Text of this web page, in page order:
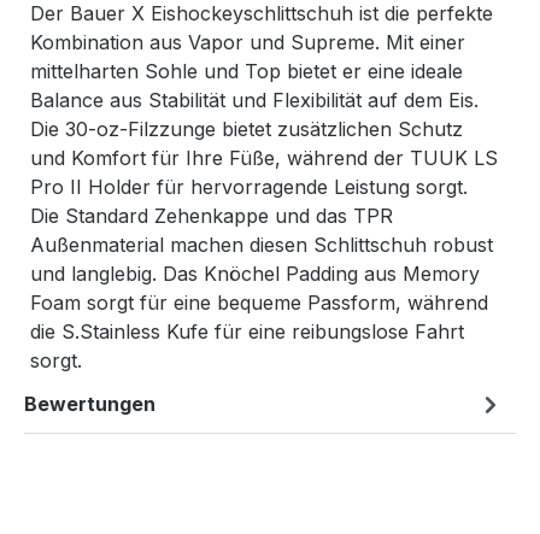
Der Bauer X Eishockeyschlittschuh ist die perfekte
Kombination aus Vapor und Supreme. Mit einer
mittelharten Sohle und Top bietet er eine ideale
Balance aus Stabilität und Flexibilität auf dem Eis.
Die 30-oz-Filzzunge bietet zusätzlichen Schutz
und Komfort für Ihre Füße, während der TUUK LS
Pro II Holder für hervorragende Leistung sorgt.
Die Standard Zehenkappe und das TPR
Außenmaterial machen diesen Schlittschuh robust
und langlebig. Das Knöchel Padding aus Memory
Foam sorgt für eine bequeme Passform, während
die S.Stainless Kufe für eine reibungslose Fahrt
sorgt.
Bewertungen